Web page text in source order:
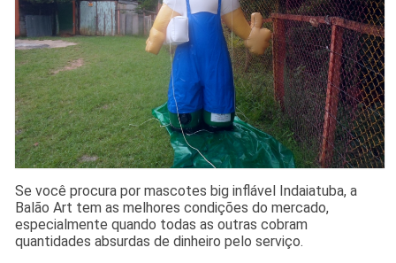
Se você procura por mascotes big inflável Indaiatuba, a
Balão Art tem as melhores condições do mercado,
especialmente quando todas as outras cobram
quantidades absurdas de dinheiro pelo serviço.